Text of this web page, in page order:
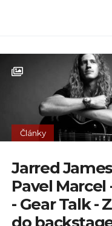
Články
Jarred
Pavel Marcel
- Gear Talk -
do